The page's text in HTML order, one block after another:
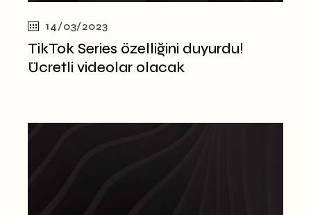
14/03/2023
TikTok Series özelliğini duyurdu!
Ücretli videolar olacak